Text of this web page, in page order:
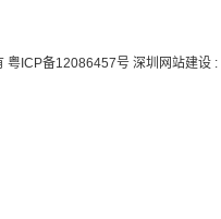
粤ICP备12086457号 深圳网站建设 :